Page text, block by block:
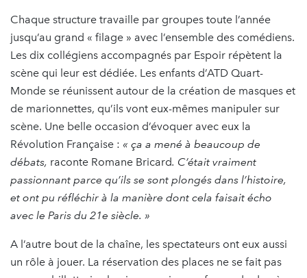
Chaque structure travaille par groupes toute l’année
jusqu’au grand « filage » avec l’ensemble des comédiens.
Les dix collégiens accompagnés par Espoir répètent la
scène qui leur est dédiée. Les enfants d’ATD Quart-
Monde se réunissent autour de la création de masques et
de marionnettes, qu’ils vont eux-mêmes manipuler sur
scène. Une belle occasion d’évoquer avec eux la
Révolution Française : « ça a mené à beaucoup de
débats, raconte Romane Bricard. C’était vraiment
passionnant parce qu’ils se sont plongés dans l’histoire,
et ont pu réfléchir à la manière dont cela faisait écho
avec le Paris du 21e siècle. »
A l’autre bout de la chaîne, les spectateurs ont eux aussi
un rôle à jouer. La réservation des places ne se fait pas